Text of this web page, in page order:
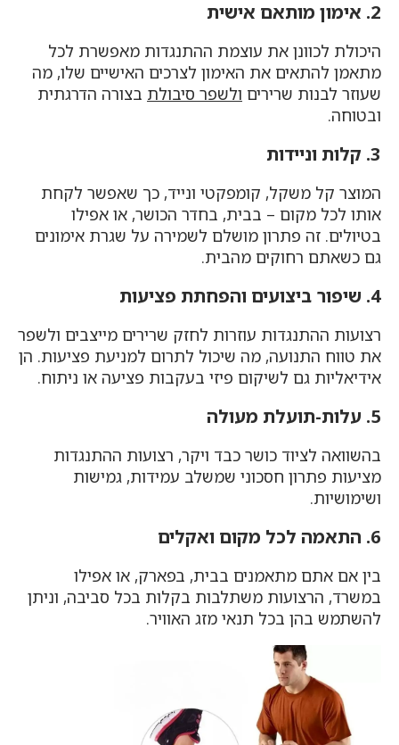
2. אימון מותאם אישית
היכולת לכוונן את עוצמת ההתנגדות מאפשרת לכל
מתאמן להתאים את האימון לצרכים האישיים שלו, מה
שעוזר לבנות שרירים ולשפר סיבולת בצורה הדרגתית
ובטוחה.
3. קלות וניידות
המוצר קל משקל, קומפקטי ונייד, כך שאפשר לקחת
אותו לכל מקום – בבית, בחדר הכושר, או אפילו
בטיולים. זה פתרון מושלם לשמירה על שגרת אימונים
גם כשאתם רחוקים מהבית.
4. שיפור ביצועים והפחתת פציעות
רצועות ההתנגדות עוזרות לחזק שרירים מייצבים ולשפר
את טווח התנועה, מה שיכול לתרום למניעת פציעות. הן
אידיאליות גם לשיקום פיזי בעקבות פציעה או ניתוח.
5. עלות-תועלת מעולה
בהשוואה לציוד כושר כבד ויקר, רצועות ההתנגדות
מציעות פתרון חסכוני שמשלב עמידות, גמישות
ושימושיות.
6. התאמה לכל מקום ואקלים
בין אם אתם מתאמנים בבית, בפארק, או אפילו
במשרד, הרצועות משתלבות בקלות בכל סביבה, וניתן
להשתמש בהן בכל תנאי מזג האוויר.